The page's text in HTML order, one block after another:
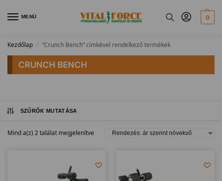
MENÜ 0
Kezdőlap / “Crunch Bench” címkével rendelkező termékek
CRUNCH BENCH
SZŰRŐK MUTATÁSA
Mind a(z) 2 találat megjelenítve